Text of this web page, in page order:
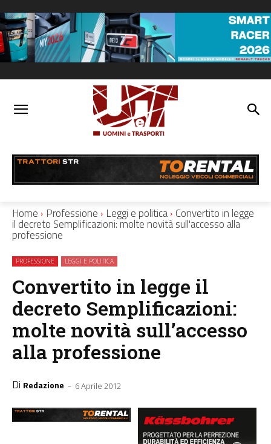
Home Professione Leggi e politica Convertito in legge
il decreto Semplificazioni: molte novità sull'accesso alla
professione
PROFESSIONE LEGGI E POLITICA
Convertito in legge il
decreto Semplificazioni:
molte novità sull’accesso
alla professione
Di Redazione - 6 Aprile 2012